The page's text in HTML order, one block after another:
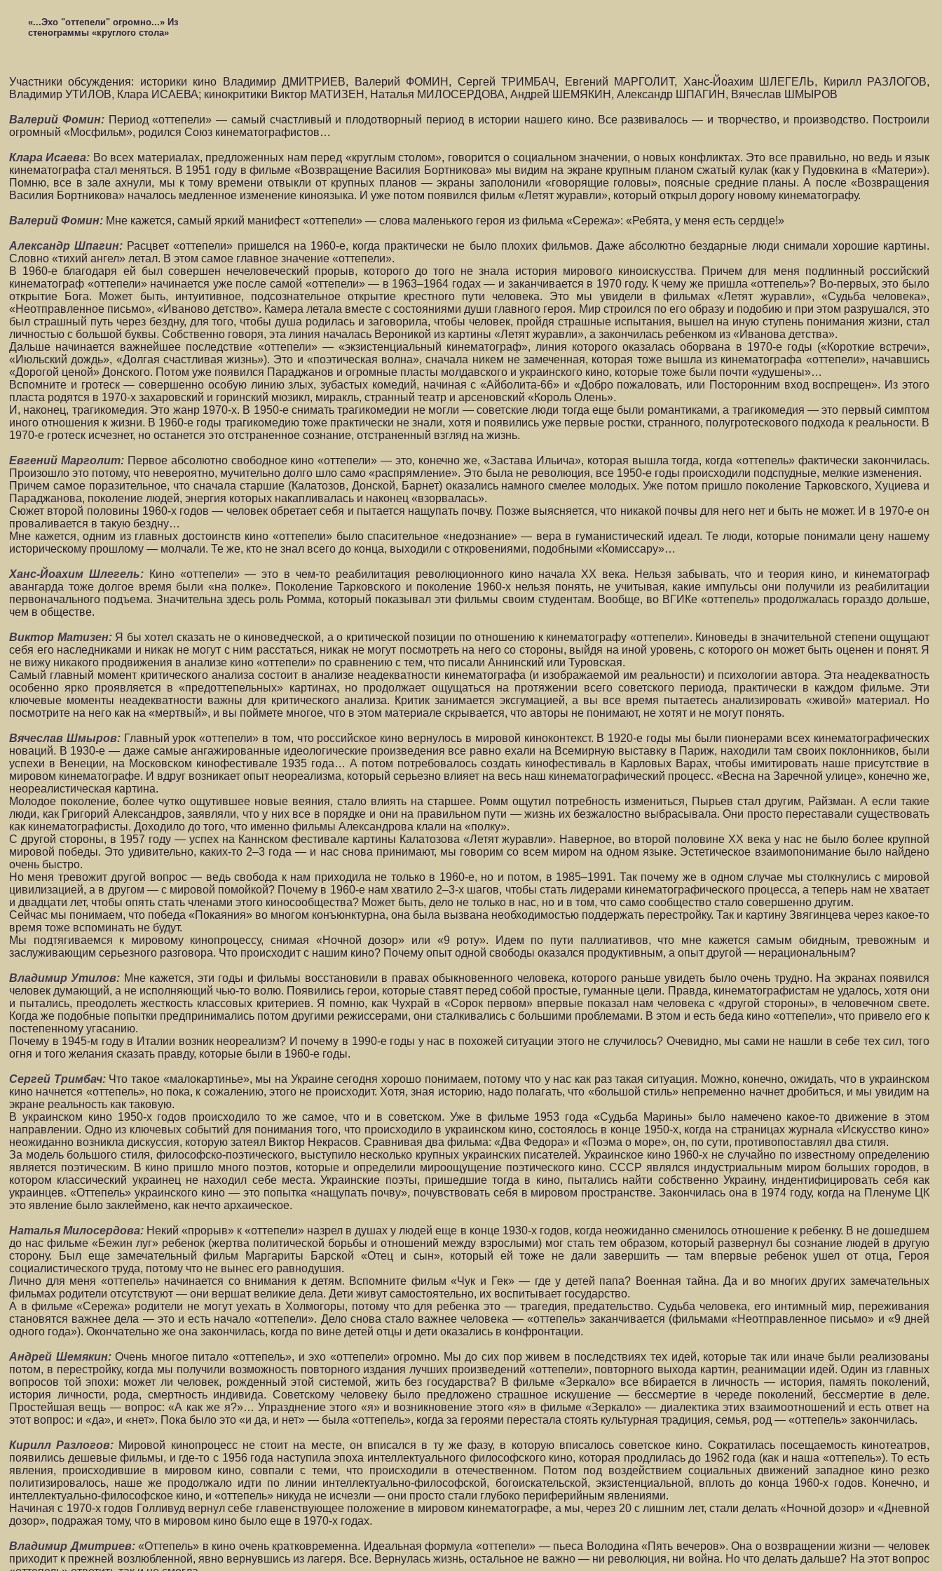
«...Эхо "оттепели" огромно...» Из
стенограммы «круглого стола»
Участники обсуждения: историки кино Владимир ДМИТРИЕВ, Валерий ФОМИН, Сергей ТРИМБАЧ, Евгений МАРГОЛИТ, Ханс-Йоахим ШЛЕГЕЛЬ, Кирилл РАЗЛОГОВ,
Владимир УТИЛОВ, Клара ИСАЕВА; кинокритики Виктор МАТИЗЕН, Наталья МИЛОСЕРДОВА, Андрей ШЕМЯКИН, Александр ШПАГИН, Вячеслав ШМЫРОВ
Валерий Фомин: Период «оттепели» — самый счастливый и плодотворный период в истории нашего кино. Все развивалось — и творчество, и производство. Построили
огромный «Мосфильм», родился Союз кинематографистов…
Клара Исаева: Во всех материалах, предложенных нам перед «круглым столом», говорится о социальном значении, о новых конфликтах. Это все правильно, но ведь и язык
кинематографа стал меняться. В 1951 году в фильме «Возвращение Василия Бортникова» мы видим на экране крупным планом сжатый кулак (как у Пудовкина в «Матери»).
Помню, все в зале ахнули, мы к тому времени отвыкли от крупных планов — экраны заполонили «говорящие головы», поясные средние планы. А после «Возвращения
Василия Бортникова» началось медленное изменение киноязыка. И уже потом появился фильм «Летят журавли», который открыл дорогу новому кинематографу.
Валерий Фомин: Мне кажется, самый яркий манифест «оттепели» — слова маленького героя из фильма «Сережа»: «Ребята, у меня есть сердце!»
Александр Шпагин: Расцвет «оттепели» пришелся на 1960-е, когда практически не было плохих фильмов. Даже абсолютно бездарные люди снимали хорошие картины.
Словно «тихий ангел» летал. В этом самое главное значение «оттепели».
В 1960-е благодаря ей был совершен нечеловеческий прорыв, которого до того не знала история мирового киноискусства. Причем для меня подлинный российский
кинематограф «оттепели» начинается уже после самой «оттепели» — в 1963–1964 годах — и заканчивается в 1970 году. К чему же пришла «оттепель»? Во-первых, это было
открытие Бога. Может быть, интуитивное, подсознательное открытие крестного пути человека. Это мы увидели в фильмах «Летят журавли», «Судьба человека»,
«Неотправленное письмо», «Иваново детство». Камера летала вместе с состояниями души главного героя. Мир строился по его образу и подобию и при этом разрушался, это
был страшный путь через бездну, для того, чтобы душа родилась и заговорила, чтобы человек, пройдя страшные испытания, вышел на иную ступень понимания жизни, стал
личностью с большой буквы. Собственно говоря, эта линия началась Вероникой из картины «Летят журавли», а закончилась ребенком из «Иванова детства».
Дальше начинается важнейшее последствие «оттепели» — «экзистенциальный кинематограф», линия которого оказалась оборвана в 1970-е годы («Короткие встречи»,
«Июльский дождь», «Долгая счастливая жизнь»). Это и «поэтическая волна», сначала никем не замеченная, которая тоже вышла из кинематографа «оттепели», начавшись
«Дорогой ценой» Донского. Потом уже появился Параджанов и огромные пласты молдавского и украинского кино, которые тоже были почти «удушены»…
Вспомните и гротеск — совершенно особую линию злых, зубастых комедий, начиная с «Айболита-66» и «Добро пожаловать, или Посторонним вход воспрещен». Из этого
пласта родятся в 1970-х захаровский и горинский мюзикл, миракль, странный театр и арсеновский «Король Олень».
И, наконец, трагикомедия. Это жанр 1970-х. В 1950-е снимать трагикомедии не могли — советские люди тогда еще были романтиками, а трагикомедия — это первый симптом
иного отношения к жизни. В 1960-е годы трагикомедию тоже практически не знали, хотя и появились уже первые ростки, странного, полугротескового подхода к реальности. В
1970-е гротеск исчезнет, но останется это отстраненное сознание, отстраненный взгляд на жизнь.
Евгений Марголит: Первое абсолютно свободное кино «оттепели» — это, конечно же, «Застава Ильича», которая вышла тогда, когда «оттепель» фактически закончилась.
Произошло это потому, что невероятно, мучительно долго шло само «распрямление». Это была не революция, все 1950-е годы происходили подспудные, мелкие изменения.
Причем самое поразительное, что сначала старшие (Калатозов, Донской, Барнет) оказались намного смелее молодых. Уже потом пришло поколение Тарковского, Хуциева и
Параджанова, поколение людей, энергия которых накапливалась и наконец «взорвалась».
Сюжет второй половины 1960-х годов — человек обретает себя и пытается нащупать почву. Позже выясняется, что никакой почвы для него нет и быть не может. И в 1970-е он
проваливается в такую бездну…
Мне кажется, одним из главных достоинств кино «оттепели» было спасительное «недознание» — вера в гуманистический идеал. Те люди, которые понимали цену нашему
историческому прошлому — молчали. Те же, кто не знал всего до конца, выходили с откровениями, подобными «Комиссару»…
Ханс-Йоахим Шлегель: Кино «оттепели» — это в чем-то реабилитация революционного кино начала XX века. Нельзя забывать, что и теория кино, и кинематограф
авангарда тоже долгое время были «на полке». Поколение Тарковского и поколение 1960-х нельзя понять, не учитывая, какие импульсы они получили из реабилитации
первоначального подъема. Значительна здесь роль Ромма, который показывал эти фильмы своим студентам. Вообще, во ВГИКе «оттепель» продолжалась гораздо дольше,
чем в обществе.
Виктор Матизен: Я бы хотел сказать не о киноведческой, а о критической позиции по отношению к кинематографу «оттепели». Киноведы в значительной степени ощущают
себя его наследниками и никак не могут с ним расстаться, никак не могут посмотреть на него со стороны, выйдя на иной уровень, с которого он может быть оценен и понят. Я
не вижу никакого продвижения в анализе кино «оттепели» по сравнению с тем, что писали Аннинский или Туровская.
Самый главный момент критического анализа состоит в анализе неадекватности кинематографа (и изображаемой им реальности) и психологии автора. Эта неадекватность
особенно ярко проявляется в «предоттепельных» картинах, но продолжает ощущаться на протяжении всего советского периода, практически в каждом фильме. Эти
ключевые моменты неадекватности важны для критического анализа. Критик занимается эксгумацией, а вы все время пытаетесь анализировать «живой» материал. Но
посмотрите на него как на «мертвый», и вы поймете многое, что в этом материале скрывается, что авторы не понимают, не хотят и не могут понять.
Вячеслав Шмыров: Главный урок «оттепели» в том, что российское кино вернулось в мировой киноконтекст. В 1920-е годы мы были пионерами всех кинематографических
новаций. В 1930-е — даже самые ангажированные идеологические произведения все равно ехали на Всемирную выставку в Париж, находили там своих поклонников, были
успехи в Венеции, на Московском кинофестивале 1935 года… А потом потребовалось создать кинофестиваль в Карловых Варах, чтобы имитировать наше присутствие в
мировом кинематографе. И вдруг возникает опыт неореализма, который серьезно влияет на весь наш кинематографический процесс. «Весна на Заречной улице», конечно же,
неореалистическая картина.
Молодое поколение, более чутко ощутившее новые веяния, стало влиять на старшее. Ромм ощутил потребность измениться, Пырьев стал другим, Райзман. А если такие
люди, как Григорий Александров, заявляли, что у них все в порядке и они на правильном пути — жизнь их безжалостно выбрасывала. Они просто переставали существовать
как кинематографисты. Доходило до того, что именно фильмы Александрова клали на «полку».
С другой стороны, в 1957 году — успех на Каннском фестивале картины Калатозова «Летят журавли». Наверное, во второй половине XX века у нас не было более крупной
мировой победы. Это удивительно, каких-то 2–3 года — и нас снова принимают, мы говорим со всем миром на одном языке. Эстетическое взаимопонимание было найдено
очень быстро.
Но меня тревожит другой вопрос — ведь свобода к нам приходила не только в 1960-е, но и потом, в 1985–1991. Так почему же в одном случае мы столкнулись с мировой
цивилизацией, а в другом — с мировой помойкой? Почему в 1960-е нам хватило 2–3-х шагов, чтобы стать лидерами кинематографического процесса, а теперь нам не хватает
и двадцати лет, чтобы опять стать членами этого киносообщества? Может быть, дело не только в нас, но и в том, что само сообщество стало совершенно другим.
Сейчас мы понимаем, что победа «Покаяния» во многом конъюнктурна, она была вызвана необходимостью поддержать перестройку. Так и картину Звягинцева через какое-то
время тоже вспоминать не будут.
Мы подтягиваемся к мировому кинопроцессу, снимая «Ночной дозор» или «9 роту». Идем по пути паллиативов, что мне кажется самым обидным, тревожным и
заслуживающим серьезного разговора. Что происходит с нашим кино? Почему опыт одной свободы оказался продуктивным, а опыт другой — нерациональным?
Владимир Утилов: Мне кажется, эти годы и фильмы восстановили в правах обыкновенного человека, которого раньше увидеть было очень трудно. На экранах появился
человек думающий, а не исполняющий чью-то волю. Появились герои, которые ставят перед собой простые, гуманные цели. Правда, кинематографистам не удалось, хотя они
и пытались, преодолеть жесткость классовых критериев. Я помню, как Чухрай в «Сорок первом» впервые показал нам человека с «другой стороны», в человечном свете.
Когда же подобные попытки предпринимались потом другими режиссерами, они сталкивались с большими проблемами. В этом и есть беда кино «оттепели», что привело его к
постепенному угасанию.
Почему в 1945-м году в Италии возник неореализм? И почему в 1990-е годы у нас в похожей ситуации этого не случилось? Очевидно, мы сами не нашли в себе тех сил, того
огня и того желания сказать правду, которые были в 1960-е годы.
Сергей Тримбач: Что такое «малокартинье», мы на Украине сегодня хорошо понимаем, потому что у нас как раз такая ситуация. Можно, конечно, ожидать, что в украинском
кино начнется «оттепель», но пока, к сожалению, этого не происходит. Хотя, зная историю, надо полагать, что «большой стиль» непременно начнет дробиться, и мы увидим на
экране реальность как таковую.
В украинском кино 1950-х годов происходило то же самое, что и в советском. Уже в фильме 1953 года «Судьба Марины» было намечено какое-то движение в этом
направлении. Одно из ключевых событий для понимания того, что происходило в украинском кино, состоялось в конце 1950-х, когда на страницах журнала «Искусство кино»
неожиданно возникла дискуссия, которую затеял Виктор Некрасов. Сравнивая два фильма: «Два Федора» и «Поэма о море», он, по сути, противопоставлял два стиля.
За модель большого стиля, философско-поэтического, выступило несколько крупных украинских писателей. Украинское кино 1960-х не случайно по известному определению
является поэтическим. В кино пришло много поэтов, которые и определили мироощущение поэтического кино. СССР являлся индустриальным миром больших городов, в
котором классический украинец не находил себе места. Украинские поэты, пришедшие тогда в кино, пытались найти собственно Украину, индентифицировать себя как
украинцев. «Оттепель» украинского кино — это попытка «нащупать почву», почувствовать себя в мировом пространстве. Закончилась она в 1974 году, когда на Пленуме ЦК
это явление было заклеймено, как нечто архаическое.
Наталья Милосердова: Некий «прорыв» к «оттепели» назрел в душах у людей еще в конце 1930-х годов, когда неожиданно сменилось отношение к ребенку. В не дошедшем
до нас фильме «Бежин луг» ребенок (жертва политической борьбы и отношений между взрослыми) мог стать тем образом, который развернул бы сознание людей в другую
сторону. Был еще замечательный фильм Маргариты Барской «Отец и сын», который ей тоже не дали завершить — там впервые ребенок ушел от отца, Героя
социалистического труда, потому что не вынес его равнодушия.
Лично для меня «оттепель» начинается со внимания к детям. Вспомните фильм «Чук и Гек» — где у детей папа? Военная тайна. Да и во многих других замечательных
фильмах родители отсутствуют — они вершат великие дела. Дети живут самостоятельно, их воспитывает государство.
А в фильме «Сережа» родители не могут уехать в Холмогоры, потому что для ребенка это — трагедия, предательство. Судьба человека, его интимный мир, переживания
становятся важнее дела — это и есть начало «оттепели». Дело снова стало важнее человека — «оттепель» заканчивается (фильмами «Неотправленное письмо» и «9 дней
одного года»). Окончательно же она закончилась, когда по вине детей отцы и дети оказались в конфронтации.
Андрей Шемякин:Очень многое питало «оттепель», и эхо «оттепели» огромно. Мы до сих пор живем в последствиях тех идей, которые так или иначе были реализованы
потом, в перестройку, когда мы получили возможность повторного издания лучших произведений «оттепели», повторного выхода картин, реанимации идей. Один из главных
вопросов той эпохи: может ли человек, рожденный этой системой, жить без государства? В фильме «Зеркало» все вбирается в личность — история, память поколений,
история личности, рода, смертность индивида. Советскому человеку было предложено страшное искушение — бессмертие в череде поколений, бессмертие в деле.
Простейшая вещь — вопрос: «А как же я?»… Упразднение этого «я» и возникновение этого «я» в фильме «Зеркало» — диалектика этих взаимоотношений и есть ответ на
этот вопрос: и «да», и «нет». Пока было это «и да, и нет» — была «оттепель», когда за героями перестала стоять культурная традиция, семья, род — «оттепель» закончилась.
Кирилл Разлогов: Мировой кинопроцесс не стоит на месте, он вписался в ту же фазу, в которую вписалось советское кино. Сократилась посещаемость кинотеатров,
появились дешевые фильмы, и где-то с 1956 года наступила эпоха интеллектуального философского кино, которая продлилась до 1962 года (как и наша «оттепель»). То есть
явления, происходившие в мировом кино, совпали с теми, что происходили в отечественном. Потом под воздействием социальных движений западное кино резко
политизировалось, наше же продолжало идти по линии интеллектуально-философской, богоискательской, экзистенциальной, вплоть до конца 1960-х годов. Конечно, и
интеллектуально-философское кино, и «оттепель» никуда не исчезли — они просто стали глубоко периферийным явлениями.
Начиная с 1970-х годов Голливуд вернул себе главенствующее положение в мировом кинематографе, а мы, через 20 с лишним лет, стали делать «Ночной дозор» и «Дневной
дозор», подражая тому, что в мировом кино было еще в 1970-х годах.
Владимир Дмитриев:«Оттепель» в кино очень кратковременна. Идеальная формула «оттепели» — пьеса Володина «Пять вечеров». Она о возвращении жизни — человек
приходит к прежней возлюбленной, явно вернувшись из лагеря. Все. Вернулась жизнь, остальное не важно — ни революция, ни война. Но что делать дальше? На этот вопрос